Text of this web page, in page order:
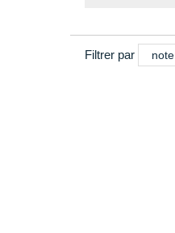
Filtrer par note